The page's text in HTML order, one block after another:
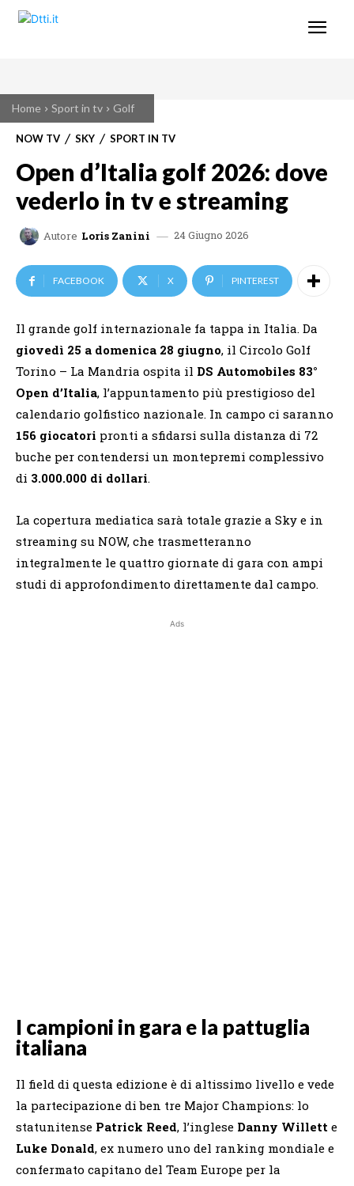
Home Sport in tv Golf
NOW TV SKY SPORT IN TV
Open d’Italia golf 2026: dove
vederlo in tv e streaming
Autore Loris Zanini 24 Giugno 2026
FACEBOOK X PINTEREST
Il grande golf internazionale fa tappa in Italia. Da
giovedì 25 a domenica 28 giugno, il Circolo Golf
Torino – La Mandria ospita il DS Automobiles 83°
Open d’Italia, l’appuntamento più prestigioso del
calendario golfistico nazionale. In campo ci saranno
156 giocatori pronti a sfidarsi sulla distanza di 72
buche per contendersi un montepremi complessivo
di 3.000.000 di dollari.
La copertura mediatica sarà totale grazie a Sky e in
streaming su NOW, che trasmetteranno
integralmente le quattro giornate di gara con ampi
studi di approfondimento direttamente dal campo.
Ads
I campioni in gara e la pattuglia
italiana
Il field di questa edizione è di altissimo livello e vede
la partecipazione di ben tre Major Champions: lo
statunitense Patrick Reed, l’inglese Danny Willett e
Luke Donald, ex numero uno del ranking mondiale e
confermato capitano del Team Europe per la